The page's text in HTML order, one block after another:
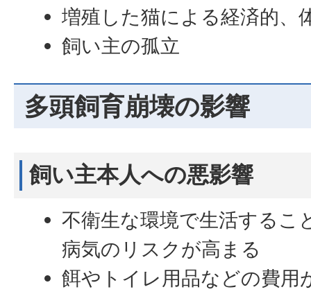
増殖した猫による経済的、
飼い主の孤立
多頭飼育崩壊の影響
飼い主本人への悪影響
不衛生な環境で生活するこ
病気のリスクが高まる
餌やトイレ用品などの費用